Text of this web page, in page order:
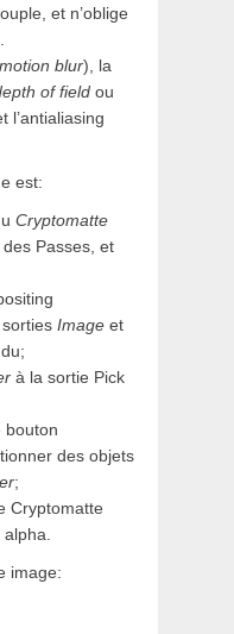
et n’oblige
motion blur), la
of field ou
l’antialiasing
est:
Cryptomatte
Passes, et
Image et
à la sortie Pick
bouton
des objets
;
Cryptomatte
image: